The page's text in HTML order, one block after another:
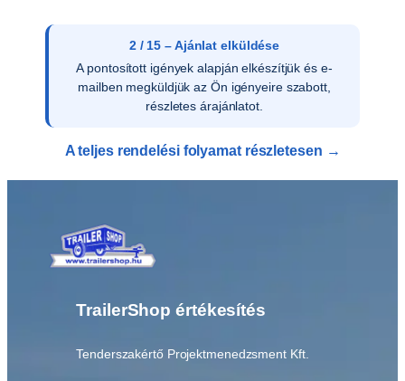
2 / 15 – Ajánlat elküldése
A pontosított igények alapján elkészítjük és e-
mailben megküldjük az Ön igényeire szabott,
részletes árajánlatot.
A teljes rendelési folyamat részletesen →
TrailerShop értékesítés
Tenderszakértő Projektmenedzsment Kft.